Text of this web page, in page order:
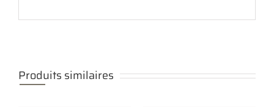
Produits similaires